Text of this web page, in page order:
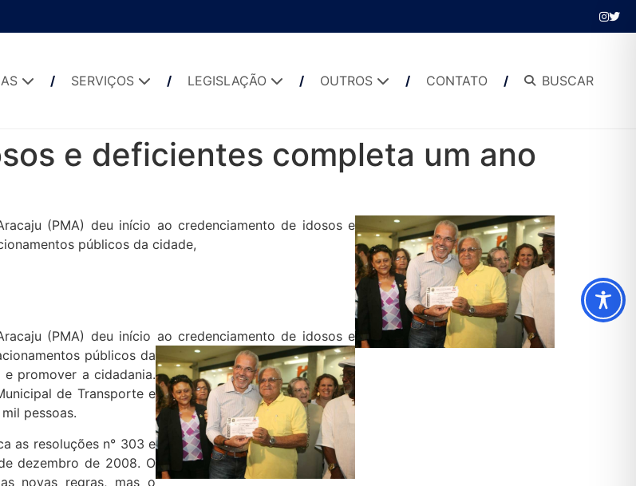
SERVIÇOS LEGISLAÇÃO OUTROS CONTATO BUSCAR
e deficientes completa um ano
(PMA) deu início ao credenciamento de idosos e
públicos da cidade,
(PMA) deu início ao credenciamento de idosos e
públicos da
promover a cidadania.
de Transporte e
pessoas.
as resoluções n° 303 e
dezembro de 2008. O
novas regras, mas o